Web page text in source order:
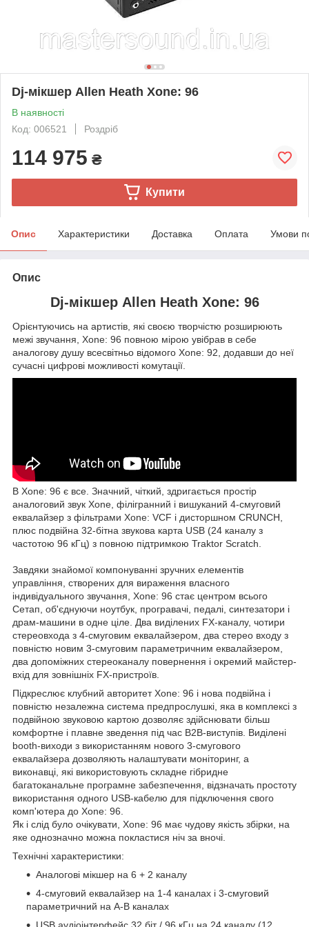
Dj-мікшер Allen Heath Xone: 96
В наявності
Код: 006521
Роздріб
114 975 ₴
Купити
Опис Характеристики Доставка Оплата Умови
Опис
Dj-мікшер Allen Heath Xone: 96
Орієнтуючись на артистів, які своєю творчістю розширюють
межі звучання, Xone: 96 повною мірою увібрав в себе
аналогову душу всесвітньо відомого Xone: 92, додавши до неї
сучасні цифрові можливості комутації.
В Xone: 96 є все. Значний, чіткий, здригається простір
аналоговий звук Xone, філігранний і вишуканий 4-смуговий
еквалайзер з фільтрами Xone: VCF і дисторшном CRUNCH,
плюс подвійна 32-бітна звукова карта USB (24 каналу з
частотою 96 кГц) з повною підтримкою Traktor Scratch.
Завдяки знайомої компонуванні зручних елементів
управління, створених для вираження власного
індивідуального звучання, Xone: 96 стає центром всього
Сетап, об'єднуючи ноутбук, програвачі, педалі, синтезатори і
драм-машини в одне ціле. Два виділених FX-каналу, чотири
стереовхода з 4-смуговим еквалайзером, два стерео входу з
повністю новим 3-смуговим параметричним еквалайзером,
два допоміжних стереоканалу повернення і окремий майстер-
вхід для зовнішніх FX-пристроїв.
Підкреслює клубний авторитет Xone: 96 і нова подвійна і
повністю незалежна система предпрослушкі, яка в комплексі з
подвійною звуковою картою дозволяє здійснювати більш
комфортне і плавне зведення під час B2B-виступів. Виділені
booth-виходи з використанням нового 3-смугового
еквалайзера дозволяють налаштувати моніторинг, а
виконавці, які використовують складне гібридне
багатоканальне програмне забезпечення, відзначать простоту
використання одного USB-кабелю для підключення свого
комп'ютера до Xone: 96.
Як і слід було очікувати, Xone: 96 має чудову якість збірки, на
яке однозначно можна покластися ніч за вночі.
Технічні характеристики:
Аналогові мікшер на 6 + 2 каналу
4-смуговий еквалайзер на 1-4 каналах і 3-смуговий
параметричний на A-B каналах